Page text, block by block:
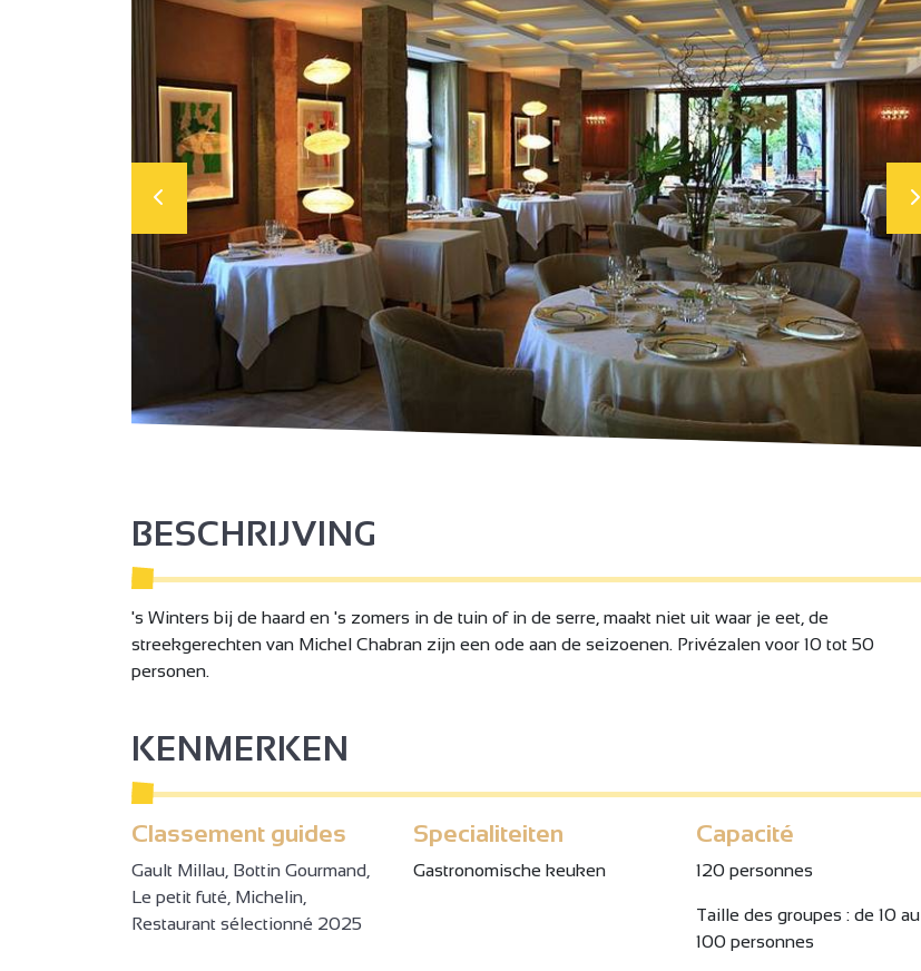
BESCHRIJVING
's Winters bij de haard en 's zomers in de tuin of in de serre, maakt niet uit waar je eet, de
streekgerechten van Michel Chabran zijn een ode aan de seizoenen. Privézalen voor 10 tot 50
personen.
KENMERKEN
Classement guides
Gault Millau, Bottin Gourmand,
Le petit futé, Michelin,
Restaurant sélectionné 2025
Specialiteiten
Gastronomische keuken
Capacité
120 personnes
Taille des groupes : de 10 au
100 personnes